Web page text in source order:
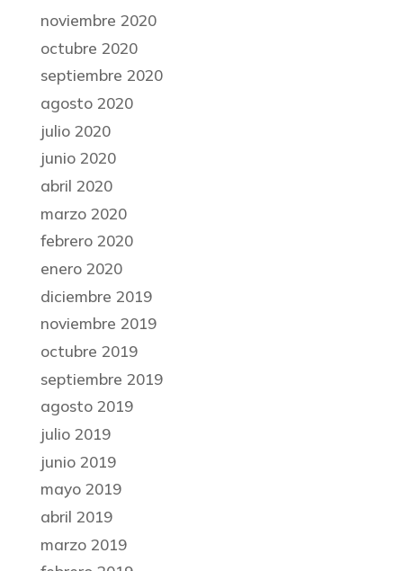
noviembre 2020
octubre 2020
septiembre 2020
agosto 2020
julio 2020
junio 2020
abril 2020
marzo 2020
febrero 2020
enero 2020
diciembre 2019
noviembre 2019
octubre 2019
septiembre 2019
agosto 2019
julio 2019
junio 2019
mayo 2019
abril 2019
marzo 2019